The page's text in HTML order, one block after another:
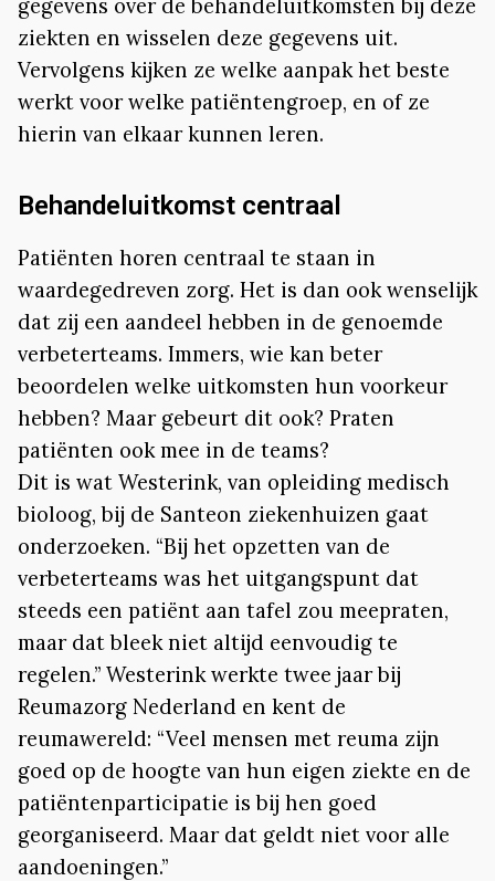
gegevens over de behandeluitkomsten bij deze
ziekten en wisselen deze gegevens uit.
Vervolgens kijken ze welke aanpak het beste
werkt voor welke patiëntengroep, en of ze
hierin van elkaar kunnen leren.
Behandeluitkomst centraal
Patiënten horen centraal te staan in
waardegedreven zorg. Het is dan ook wenselijk
dat zij een aandeel hebben in de genoemde
verbeterteams. Immers, wie kan beter
beoordelen welke uitkomsten hun voorkeur
hebben? Maar gebeurt dit ook? Praten
patiënten ook mee in de teams?
Dit is wat Westerink, van opleiding medisch
bioloog, bij de Santeon ziekenhuizen gaat
onderzoeken. “Bij het opzetten van de
verbeterteams was het uitgangspunt dat
steeds een patiënt aan tafel zou meepraten,
maar dat bleek niet altijd eenvoudig te
regelen.” Westerink werkte twee jaar bij
Reumazorg Nederland en kent de
reumawereld: “Veel mensen met reuma zijn
goed op de hoogte van hun eigen ziekte en de
patiëntenparticipatie is bij hen goed
georganiseerd. Maar dat geldt niet voor alle
aandoeningen.”